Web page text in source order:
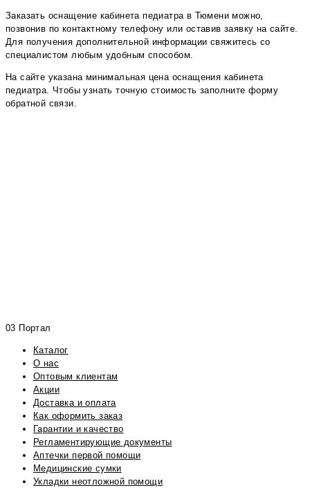
Заказать оснащение кабинета педиатра в Тюмени можно,
позвонив по контактному телефону или оставив заявку на сайте.
Для получения дополнительной информации свяжитесь со
специалистом любым удобным способом.
На сайте указана минимальная цена оснащения кабинета
педиатра. Чтобы узнать точную стоимость заполните форму
обратной связи.
03 Портал
Каталог
О нас
Оптовым клиентам
Акции
Доставка и оплата
Как оформить заказ
Гарантии и качество
Регламентирующие документы
Аптечки первой помощи
Медицинские сумки
Укладки неотложной помощи